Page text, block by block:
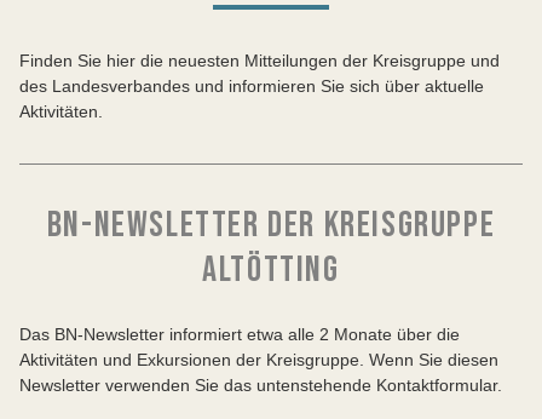
Finden Sie hier die neuesten Mitteilungen der Kreisgruppe und
des Landesverbandes und informieren Sie sich über aktuelle
Aktivitäten.
BN-NEWSLETTER DER KREISGRUPPE
ALTÖTTING
Das BN-Newsletter informiert etwa alle 2 Monate über die
Aktivitäten und Exkursionen der Kreisgruppe. Wenn Sie diesen
Newsletter verwenden Sie das untenstehende Kontaktformular.